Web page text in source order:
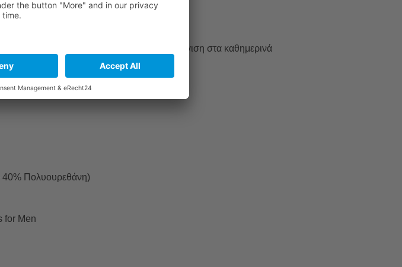
PU.
μινιμαλιστική αλλά λειτουργική προσέγγιση στα καθημερινά
Πολυουρεθάνη)
for Men